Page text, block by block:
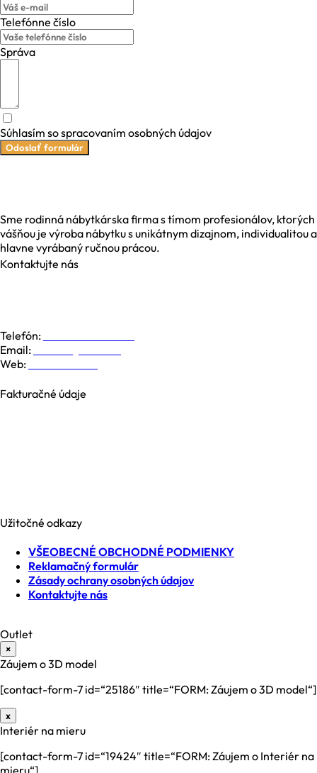
Telefónne číslo
Správa
Súhlasím so spracovaním osobných údajov
Odoslať formulár
Sme rodinná nábytkárska firma s tímom profesionálov, ktorých
vášňou je výroba nábytku s unikátnym dizajnom, individualitou a
hlavne vyrábaný ručnou prácou.
Kontaktujte nás
Telefón:
Email:
Web:
Fakturačné údaje
Užitočné odkazy
VŠEOBECNÉ OBCHODNÉ PODMIENKY
Reklamačný formulár
Zásady ochrany osobných údajov
Kontaktujte nás
Outlet
×
Záujem o 3D model
[contact-form-7 id=“25186″ title=“FORM: Záujem o 3D model“]
x
Interiér na mieru
[contact-form-7 id=“19424″ title=“FORM: Záujem o Interiér na